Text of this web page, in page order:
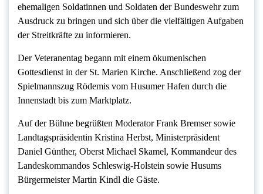
ehemaligen Soldatinnen und Soldaten der Bundeswehr zum
Ausdruck zu bringen und sich über die vielfältigen Aufgaben
der Streitkräfte zu informieren.
Der Veteranentag begann mit einem ökumenischen
Gottesdienst in der St. Marien Kirche. Anschließend zog der
Spielmannszug Rödemis vom Husumer Hafen durch die
Innenstadt bis zum Marktplatz.
Auf der Bühne begrüßten Moderator Frank Bremser sowie
Landtagspräsidentin Kristina Herbst, Ministerpräsident
Daniel Günther, Oberst Michael Skamel, Kommandeur des
Landeskommandos Schleswig-Holstein sowie Husums
Bürgermeister Martin Kindl die Gäste.